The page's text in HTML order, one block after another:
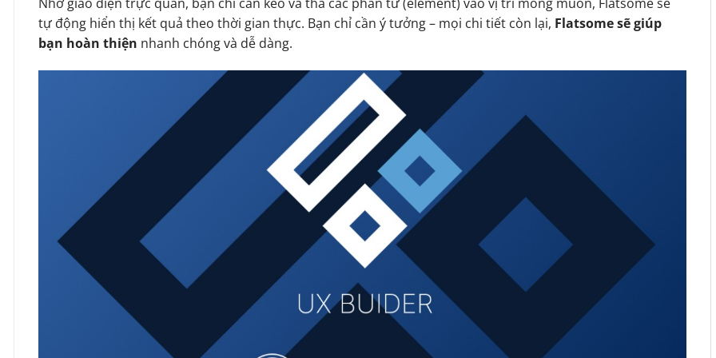
tự động hiển thị kết quả theo thời gian thực. Bạn chỉ cần ý tưởng – mọi chi tiết còn lại, Flatsome sẽ giúp
bạn hoàn thiện nhanh chóng và dễ dàng.